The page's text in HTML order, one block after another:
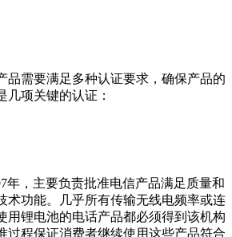
需要满足多种认证要求，确保产品的
几项关键的认证：
，主要负责批准电信产品满足质量和
术功能。几乎所有传输无线电频率或连
用锂电池的电话产品都必须得到该机构
过程保证消费者继续使用这些产品符合